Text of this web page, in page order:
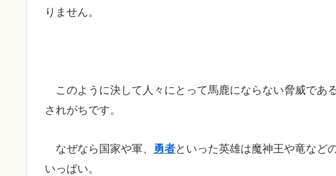
りません。
このように決して人々にとって馬鹿にならない脅威であ
されがちです。
なぜなら国家や軍、 勇者といった英雄は魔神王や竜など
いっぱい。